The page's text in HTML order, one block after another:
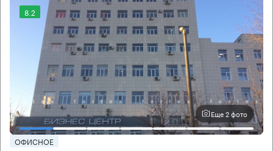
8.2
Еще 2 фото
ОФИСНОЕ